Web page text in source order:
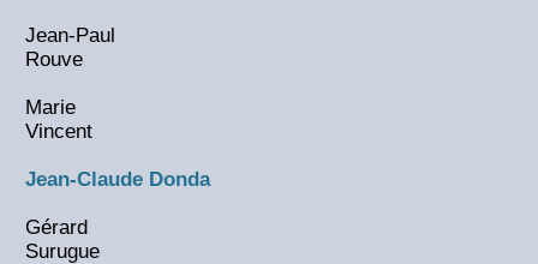
Jean-Paul
Rouve
Marie
Vincent
Jean-Claude Donda
Gérard
Surugue